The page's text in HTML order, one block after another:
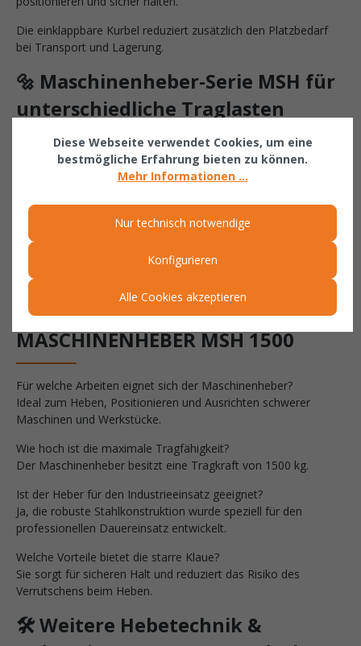
Die einklappbare Kurbel reduziert zusätzlich den Platzbedarf
bei Transport und Lagerung.
🔩 Maschinenheber-Serie MSH für
unterschiedliche Traglasten
Die Maschinenheber der Serie MSH sind in mehreren
Tragfähigkeiten erhältlich:
🔸 MSH 3000 – 3000 kg Tragkraft
🔸 MSH 5000 – 5000 kg Tragkraft
🔸 MSH 10000 – 10000 kg Tragkraft
So finden Sie für nahezu jede industrielle Hebeanwendung das
passende Modell.
❓ HÄUFIGE FRAGEN ZUM
MASCHINENHEBER MSH 1500
Für welche Arbeiten eignet sich der Maschinenheber?
Ideal zum Heben, Positionieren und Ausrichten schwerer
Maschinen und Werkstücke.
Wie hoch ist die maximale Tragfähigkeit?
Der Maschinenheber besitzt eine Tragkraft von 1500 kg.
Ist der Heber für den Industrieeinsatz geeignet?
Ja, die robuste Stahlkonstruktion wurde speziell für den
professionellen Dauereinsatz entwickelt.
Welche Vorteile bietet die starre Klaue?
Sie sorgt für sicheren Halt und reduziert das Risiko des
Verrutschens beim Heben.
🛠 Weitere Hebetechnik &
Diese Webseite verwendet Cookies, um eine
bestmögliche Erfahrung bieten zu können.
Mehr Informationen ...
Nur technisch notwendige
Konfigurieren
Alle Cookies akzeptieren